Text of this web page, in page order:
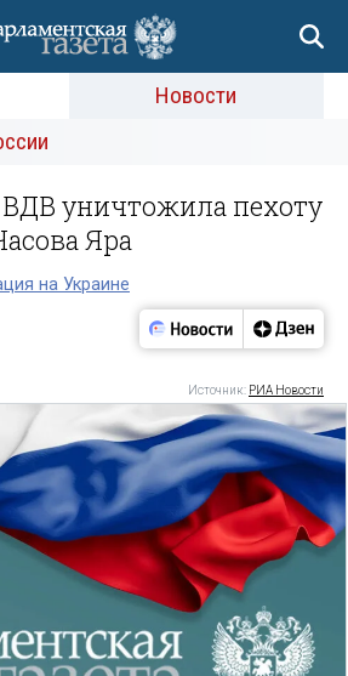
Новости
уничтожила пехоту
Яра
на Украине
Источник: РИА Новости